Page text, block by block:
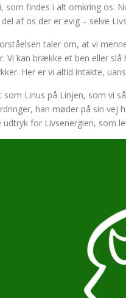
som findes i alt omkring os.
af os der er evig – selve
taler om, at vi
Vi kan brække et ben eller
Her er vi altid intakte,
Linus på Linjen, som vi
han møder på sin vej
for Livsenergien, som